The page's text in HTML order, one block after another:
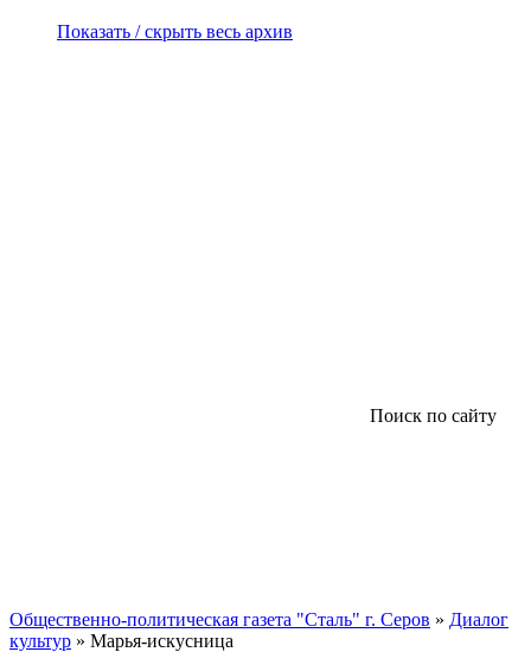
Показать / скрыть весь архив
Поиск по сайту
Общественно-политическая газета "Сталь" г. Серов » Диалог
культур » Марья-искусница